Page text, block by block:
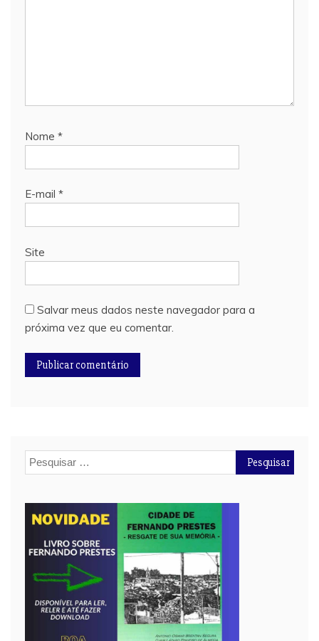
Nome *
E-mail *
Site
Salvar meus dados neste navegador para a
próxima vez que eu comentar.
Pesquisar
por: